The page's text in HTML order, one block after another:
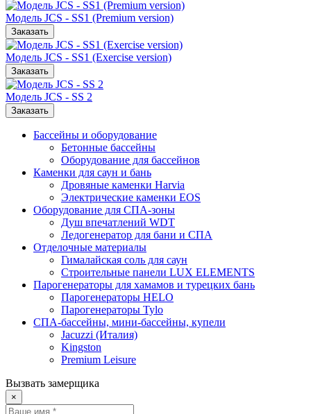
Модель JCS - SS1 (Premium version)
Заказать
Модель JCS - SS1 (Exercise version)
Заказать
Модель JCS - SS 2
Заказать
Бассейны и оборудование
Бетонные бассейны
Оборудование для бассейнов
Каменки для саун и бань
Дровяные каменки Harvia
Электрические каменки EOS
Оборудование для СПА-зоны
Душ впечатлений WDT
Ледогенератор для бани и СПА
Отделочные материалы
Гималайская соль для саун
Строительные панели LUX ELEMENTS
Парогенераторы для хамамов и турецких бань
Парогенераторы HELO
Парогенераторы Tylo
СПА-бассейны, мини-бассейны, купели
Jacuzzi (Италия)
Kingston
Premium Leisure
Вызвать замерщика
×